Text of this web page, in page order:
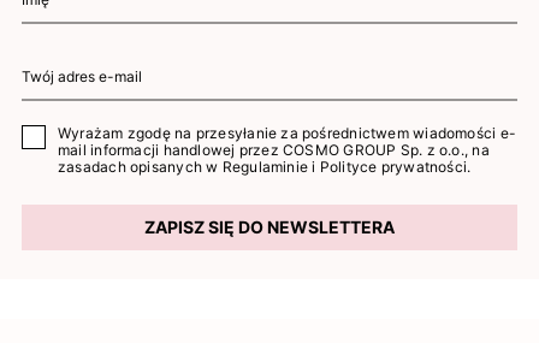
Wyrażam zgodę na przesyłanie za pośrednictwem wiadomości e-
mail informacji handlowej przez COSMO GROUP Sp. z o.o., na
zasadach opisanych w Regulaminie i Polityce prywatności.
ZAPISZ SIĘ DO NEWSLETTERA